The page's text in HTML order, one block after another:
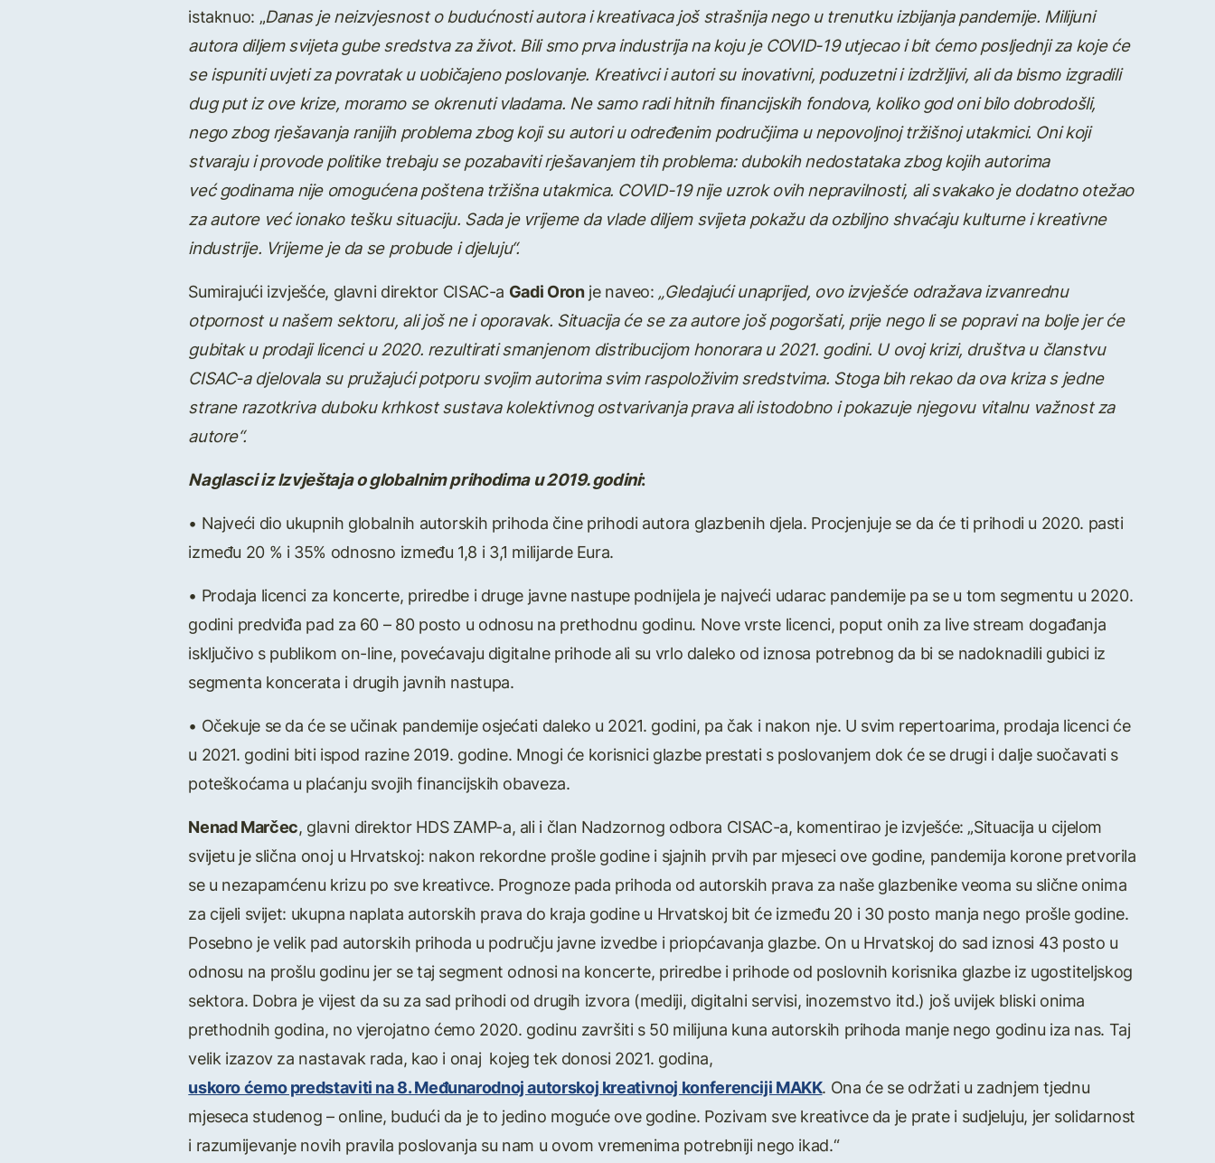
istaknuo: „Danas je neizvjesnost o budućnosti autora i kreativaca jošstrašnija nego u trenutku izbijanja pandemije. Milijuni
autora diljem svijeta gube sredstva zaživot. Bili smo prva industrija na koju je COVID-19 utjecao i bitćemo posljednji za kojeće
se ispuniti uvjeti za povratak u uobičajeno poslovanje. Kreativci i autori su inovativni, poduzetni i izdržljivi, ali da bismo izgradili
dug put iz ove krize, moramo se okrenuti vladama. Ne samo radi hitnih financijskih fondova, koliko god oni bilo dobrodošli,
nego zbog rješavanja ranijih problema zbog koji su autori u određenim područjima u nepovoljnoj tržišnoj utakmici. Oni koji
stvaraju i provode politike trebaju se pozabaviti rješavanjem tih problema: dubokih nedostataka zbog kojih autorima
većgodinama nije omogućena poštena tržišna utakmica. COVID-19 nije uzrok ovih nepravilnosti, ali svakako je dodatno otežao
za autore većionako tešku situaciju. Sada je vrijeme da vlade diljem svijeta pokažu da ozbiljno shvaćaju kulturne i kreativne
industrije. Vrijeme je da se probude i djeluju“.
Sumirajući izvješće, glavni direktor CISAC-a Gadi Oronje naveo: „Gledajući unaprijed, ovo izvješće odražava izvanrednu
otpornost u našem sektoru, ali jošne i oporavak. Situacijaće se za autore jošpogoršati, prije nego li se popravi na bolje jerće
gubitak u prodaji licenci u 2020. rezultirati smanjenom distribucijom honorara u 2021. godini. U ovoj krizi, društva u članstvu
CISAC-a djelovala su pružajući potporu svojim autorima svim raspoloživim sredstvima. Stoga bih rekao da ova kriza s jedne
strane razotkriva duboku krhkost sustava kolektivnog ostvarivanja prava ali istodobno i pokazuje njegovu vitalnu važnost za
autore“.
Naglasci iz Izvještaja o globalnim prihodima u 2019. godini:
• Najveći dio ukupnih globalnih autorskih prihoda čine prihodi autora glazbenih djela. Procjenjuje se da će ti prihodi u 2020. pasti
između 20 % i 35% odnosno između 1,8 i 3,1 milijarde Eura.
• Prodaja licenci za koncerte, priredbe i druge javne nastupe podnijela je najveći udarac pandemije pa se u tom segmentu u 2020.
godini predviđa pad za 60 – 80 posto u odnosu na prethodnu godinu. Nove vrste licenci, poput onih za live stream događanja
isključivo s publikom on-line, povećavaju digitalne prihode ali su vrlo daleko od iznosa potrebnog da bi se nadoknadili gubici iz
segmenta koncerata i drugih javnih nastupa.
• Očekuje se da će se učinak pandemije osjećati daleko u 2021. godini, pa čak i nakon nje. U svim repertoarima, prodaja licenci će
u 2021. godini biti ispod razine 2019. godine. Mnogi će korisnici glazbe prestati s poslovanjem dok će se drugi i dalje suočavati s
poteškoćama u plaćanju svojih financijskih obaveza.
Nenad Marčec, glavni direktor HDS ZAMP-a, ali i član Nadzornog odbora CISAC-a, komentirao je izvješće: „Situacija u cijelom
svijetu je slična onoj u Hrvatskoj: nakon rekordne prošle godine i sjajnih prvih par mjeseci ove godine, pandemija korone pretvorila
se u nezapamćenu krizu po sve kreativce. Prognoze pada prihoda od autorskih prava za naše glazbenike veoma su slične onima
za cijeli svijet: ukupna naplata autorskih prava do kraja godine u Hrvatskoj bit će između 20 i 30 posto manja nego prošle godine.
Posebno je velik pad autorskih prihoda u području javne izvedbe i priopćavanja glazbe. On u Hrvatskoj do sad iznosi 43 posto u
odnosu na prošlu godinu jer se taj segment odnosi na koncerte, priredbe i prihode od poslovnih korisnika glazbe iz ugostiteljskog
sektora. Dobra je vijest da su za sad prihodi od drugih izvora (mediji, digitalni servisi, inozemstvo itd.) još uvijek bliski onima
prethodnih godina, no vjerojatno ćemo 2020. godinu završiti s 50 milijuna kuna autorskih prihoda manje nego godinu iza nas. Taj
velik izazov za nastavak rada, kao i onaj kojeg tek donosi 2021. godina,
uskoro ćemo predstaviti na 8. Međunarodnoj autorskoj kreativnoj konferenciji MAKK. Ona će se održati u zadnjem tjednu
mjeseca studenog – online, budući da je to jedino moguće ove godine. Pozivam sve kreativce da je prate i sudjeluju, jer solidarnost
i razumijevanje novih pravila poslovanja su nam u ovom vremenima potrebniji nego ikad.“